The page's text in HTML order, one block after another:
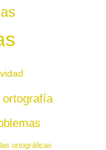
ortografía
ortográficas